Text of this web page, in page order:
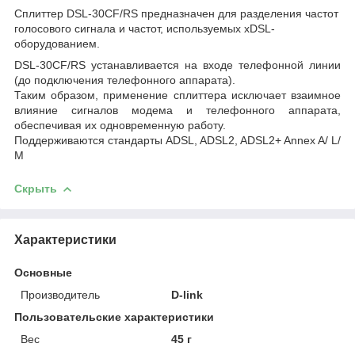
Сплиттер DSL-30CF/RS предназначен для разделения частот
голосового сигнала и частот, используемых xDSL-
оборудованием.
DSL-30CF/RS устанавливается на входе телефонной линии
(до подключения телефонного аппарата).
Таким образом, применение сплиттера исключает взаимное
влияние сигналов модема и телефонного аппарата,
обеспечивая их одновременную работу.
Поддерживаются стандарты ADSL, ADSL2, ADSL2+ Annex A/ L/
M
Скрыть
Характеристики
Основные
Производитель
D-link
Пользовательские характеристики
Вес
45 г